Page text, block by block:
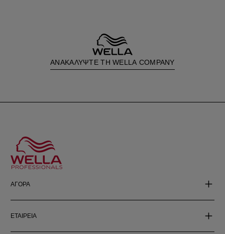
ΑΝΑΚΑΛΥΨΤΕ ΤΗ WELLA COMPANY
ΑΓΟΡΑ
ΕΤΑΙΡΕΙΑ